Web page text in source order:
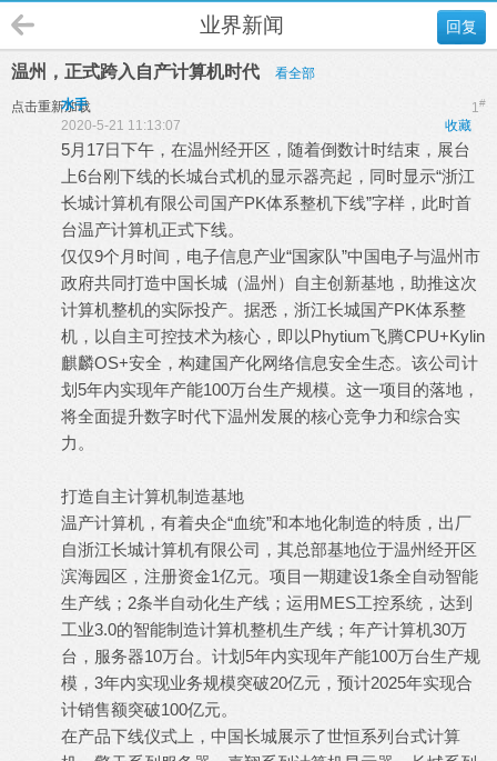
回复
业界新闻
温州，正式跨入自产计算机时代 看全部
点击重新加载 1#
水手
收藏
2020-5-21 11:13:07
5月17日下午，在温州经开区，随着倒数计时结束，展台
上6台刚下线的长城台式机的显示器亮起，同时显示“浙江
长城计算机有限公司国产PK体系整机下线”字样，此时首
台温产计算机正式下线。
仅仅9个月时间，电子信息产业“国家队”中国电子与温州市
政府共同打造中国长城（温州）自主创新基地，助推这次
计算机整机的实际投产。据悉，浙江长城国产PK体系整
机，以自主可控技术为核心，即以Phytium飞腾CPU+Kylin
麒麟OS+安全，构建国产化网络信息安全生态。该公司计
划5年内实现年产能100万台生产规模。这一项目的落地，
将全面提升数字时代下温州发展的核心竞争力和综合实
力。
打造自主计算机制造基地
温产计算机，有着央企“血统”和本地化制造的特质，出厂
自浙江长城计算机有限公司，其总部基地位于温州经开区
滨海园区，注册资金1亿元。项目一期建设1条全自动智能
生产线；2条半自动化生产线；运用MES工控系统，达到
工业3.0的智能制造计算机整机生产线；年产计算机30万
台，服务器10万台。计划5年内实现年产能100万台生产规
模，3年内实现业务规模突破20亿元，预计2025年实现合
计销售额突破100亿元。
在产品下线仪式上，中国长城展示了世恒系列台式计算